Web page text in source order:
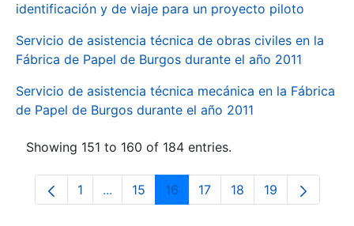
identificación y de viaje para un proyecto piloto
Servicio de asistencia técnica de obras civiles en la
Fábrica de Papel de Burgos durante el año 2011
Servicio de asistencia técnica mecánica en la Fábrica
de Papel de Burgos durante el año 2011
Showing 151 to 160 of 184 entries.
Page
1 ...Intermediate Pages Use TAB to navigate.
Page
15 Page
16 Page
17 Page
18 Page
19